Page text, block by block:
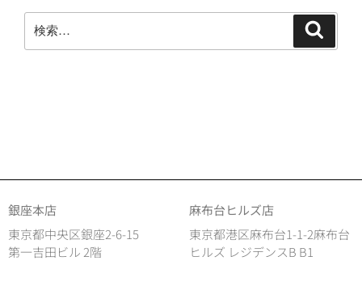
銀座本店
東京都中央区銀座2-6-15
第一吉田ビル 2階
麻布台ヒルズ店
東京都港区麻布台1-1-2麻布台
ヒルズ レジデンスB B1